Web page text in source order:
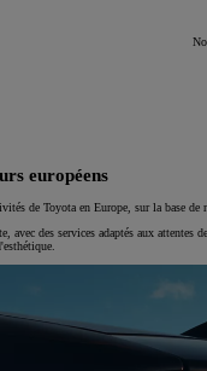
européens
de Toyota en Europe, sur la base
des services adaptés aux